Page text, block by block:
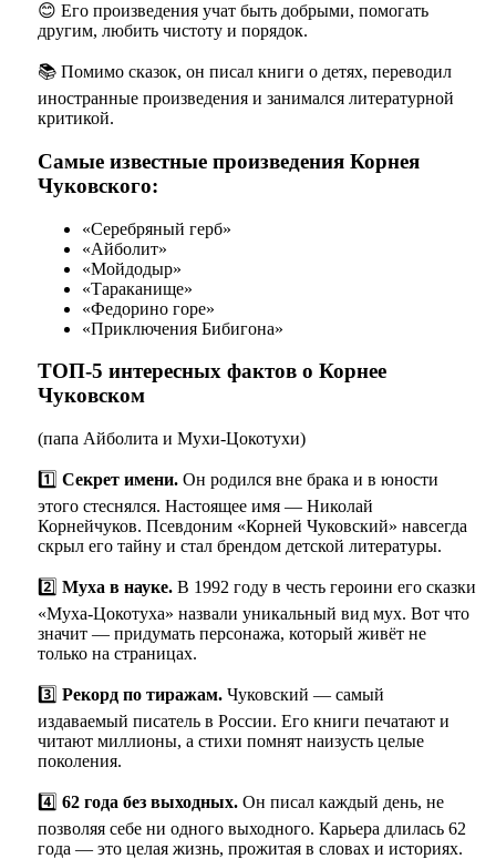
😊 Его произведения учат быть добрыми, помогать
другим, любить чистоту и порядок.
📚 Помимо сказок, он писал книги о детях, переводил
иностранные произведения и занимался литературной
критикой.
Самые известные произведения Корнея
Чуковского:
«Серебряный герб»
«Айболит»
«Мойдодыр»
«Тараканище»
«Федорино горе»
«Приключения Бибигона»
ТОП-5 интересных фактов о Корнее
Чуковском
(папа Айболита и Мухи-Цокотухи)
1️⃣ Секрет имени.Он родился вне брака и в юности
этого стеснялся. Настоящее имя — Николай
Корнейчуков. Псевдоним «Корней Чуковский» навсегда
скрыл его тайну и стал брендом детской литературы.
2️⃣ Муха в науке.В 1992 году в честь героини его сказки
«Муха-Цокотуха» назвали уникальный вид мух. Вот что
значит — придумать персонажа, который живёт не
только на страницах.
3️⃣ Рекорд по тиражам.Чуковский — самый
издаваемый писатель в России. Его книги печатают и
читают миллионы, а стихи помнят наизусть целые
поколения.
4️⃣ 62 года без выходных.Он писал каждый день, не
позволяя себе ни одного выходного. Карьера длилась 62
года — это целая жизнь, прожитая в словах и историях.